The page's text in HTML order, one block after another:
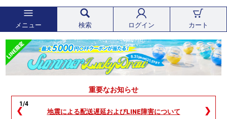
メニュー 検索 ログイン カート
重要なお知らせ
1/4
地震による配送遅延およびLINE障害について
❮ ❯